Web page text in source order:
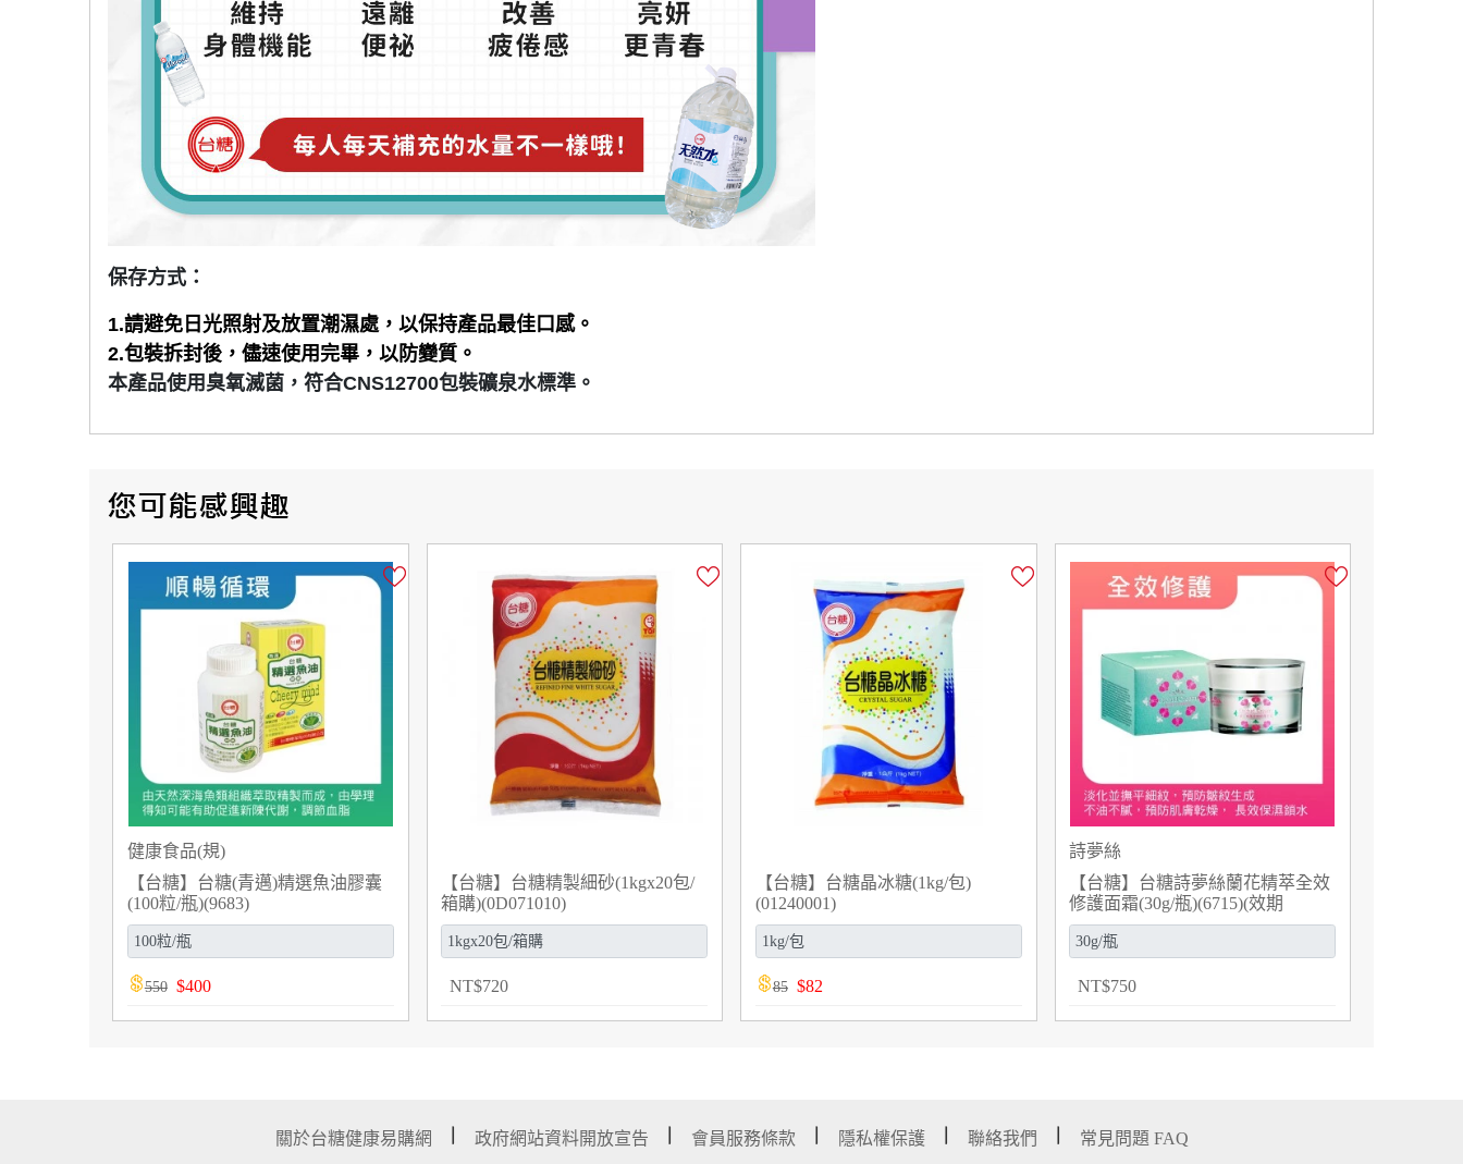
保存方式：
1.請避免日光照射及放置潮濕處，以保持產品最佳口感。
2.包裝拆封後，儘速使用完畢，以防變質。
本產品使用臭氧滅菌，符合CNS12700包裝礦泉水標準。
健康食品(規)
【台糖】台糖(青邁)精選魚油膠囊
(100粒/瓶)(9683)
550 $400
【台糖】台糖精製細砂(1kgx20包/
箱購)(0D071010)
NT$720
【台糖】台糖晶冰糖(1kg/包)
(01240001)
85 $82
詩夢絲
【台糖】台糖詩夢絲蘭花精萃全效
修護面霜(30g/瓶)(6715)(效期
2027/9/8)
NT$750
關於台糖健康易購網 政府網站資料開放宣告 會員服務條款 隱私權保護 聯絡我們 常見問題 FAQ